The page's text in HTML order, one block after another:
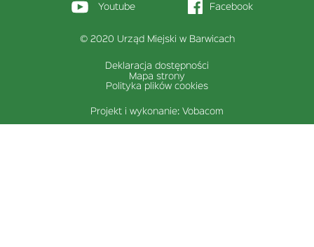
sekcja
Youtube Facebook
© 2020 Urząd Miejski w Barwicach
Menu
dolne
Deklaracja dostępności
Mapa strony
Polityka plików cookies
Projekt i wykonanie: Vobacom